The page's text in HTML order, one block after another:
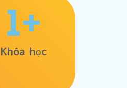
1+
Khóa học